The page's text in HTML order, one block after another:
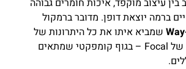
עיצוב מוקפד, איכות חומרים גבוהה
ברמה יוצאת דופן. מדובר ברמקול
שמביא איתו את כל היתרונות של
טכנולוגיות הדגל של Focal – בגוף קומפקטי שמתאים